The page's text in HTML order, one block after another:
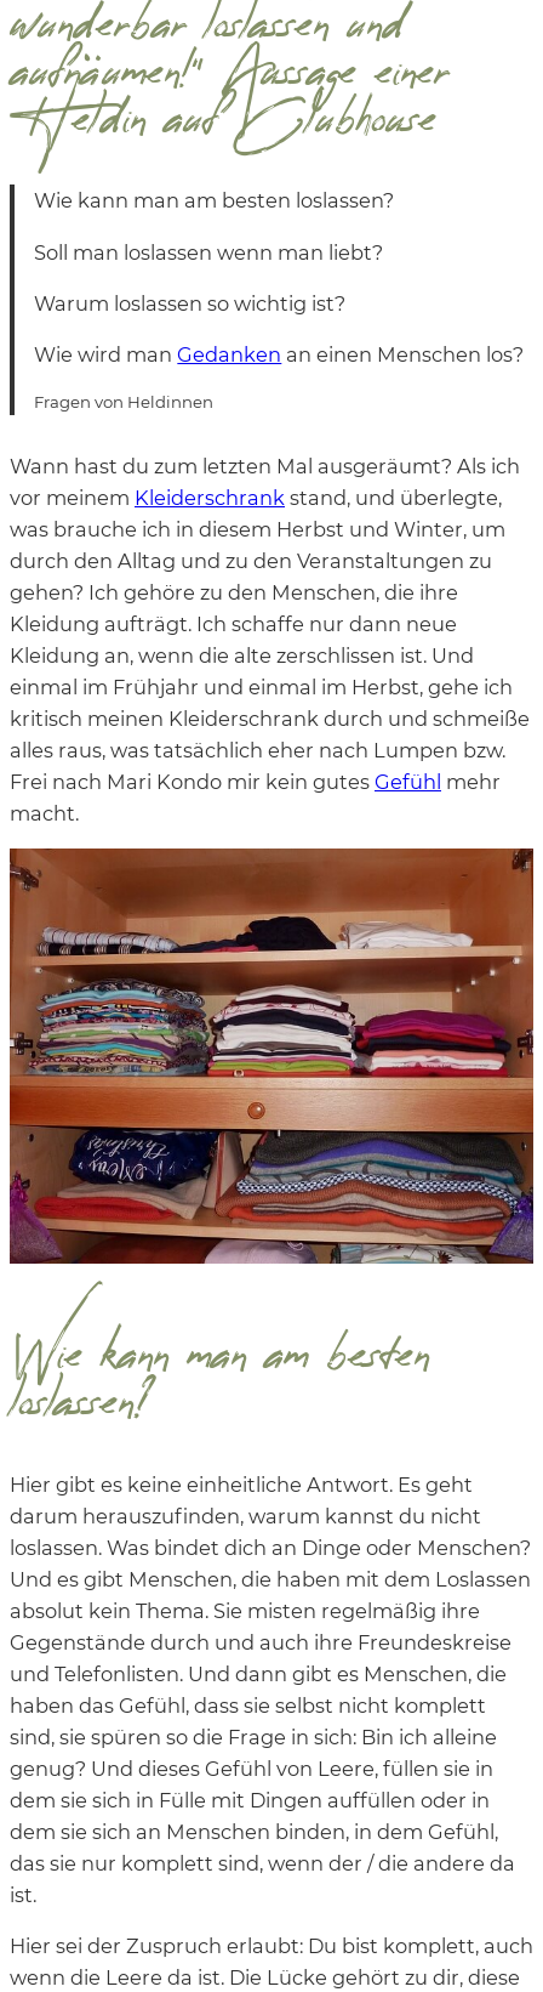
aufräumen!“ Aussage einer
Heldin auf Clubhouse
Wie kann man am besten loslassen?
Soll man loslassen wenn man liebt?
Warum loslassen so wichtig ist?
Wie wird manGedanken an einen Menschen los?
Fragen von Heldinnen
Wann hast du zum letzten Mal ausgeräumt? Als ich
vor meinem Kleiderschrank stand, und überlegte,
was brauche ich in diesem Herbst und Winter, um
durch den Alltag und zu den Veranstaltungen zu
gehen? Ich gehöre zu den Menschen, die ihre
Kleidung aufträgt. Ich schaffe nur dann neue
Kleidung an, wenn die alte zerschlissen ist. Und
einmal im Frühjahr und einmal im Herbst, gehe ich
kritisch meinen Kleiderschrank durch und schmeiße
alles raus, was tatsächlich eher nach Lumpen bzw.
Frei nach Mari Kondo mir kein gutes Gefühl mehr
macht.
Wie kann man am besten
loslassen?
Hier gibt es keine einheitliche Antwort. Es geht
darum herauszufinden, warum kannst du nicht
loslassen. Was bindet dich an Dinge oder Menschen?
Und es gibt Menschen, die haben mit dem Loslassen
absolut kein Thema. Sie misten regelmäßig ihre
Gegenstände durch und auch ihre Freundeskreise
und Telefonlisten. Und dann gibt es Menschen, die
haben das Gefühl, dass sie selbst nicht komplett
sind, sie spüren so die Frage in sich: Bin ich alleine
genug? Und dieses Gefühl von Leere, füllen sie in
dem sie sich in Fülle mit Dingen auffüllen oder in
dem sie sich an Menschen binden, in dem Gefühl,
das sie nur komplett sind, wenn der / die andere da
ist.
Hier sei der Zuspruch erlaubt: Du bist komplett, auch
wenn die Leere da ist. Die Lücke gehört zu dir, diese